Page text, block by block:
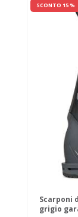
SCONTO 15 %
Scarponi
grigio